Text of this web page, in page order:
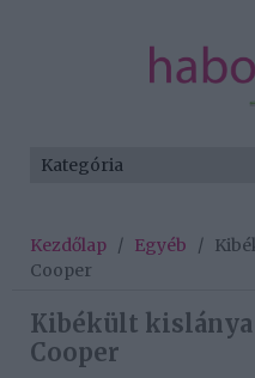
Kezdőlap / Egyéb /
Cooper
Kibékült
Cooper